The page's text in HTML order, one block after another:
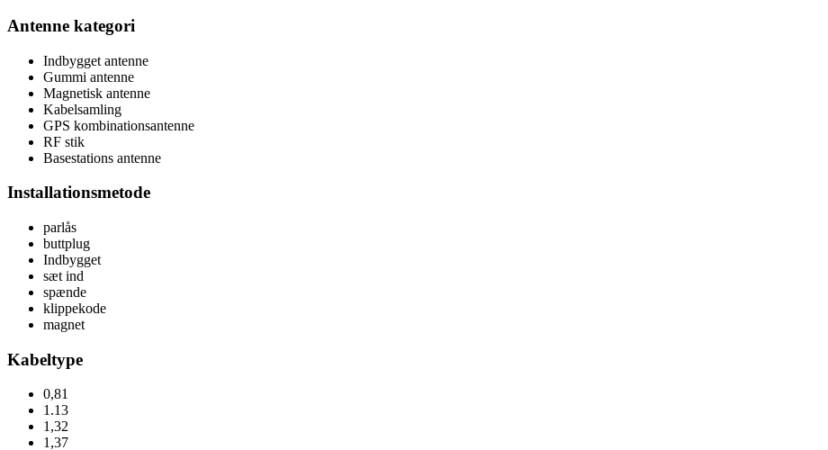
Antenne kategori
Indbygget antenne
Gummi antenne
Magnetisk antenne
Kabelsamling
GPS kombinationsantenne
RF stik
Basestations antenne
Installationsmetode
parlås
buttplug
Indbygget
sæt ind
spænde
klippekode
magnet
Kabeltype
0,81
1.13
1,32
1,37